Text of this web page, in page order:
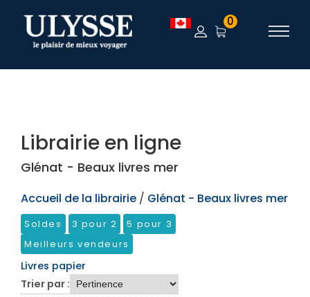
TEST 0
Librairie en ligne
Glénat - Beaux livres mer
Accueil de la librairie / Glénat - Beaux livres mer
Soldes 3 pour 2
5 pour 3
Meilleurs vendeurs
Livres papier
Trier par :